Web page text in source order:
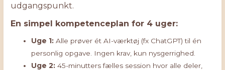
udgangspunkt.
En simpel kompetenceplan for 4 uger:
Uge 1: Alle prøver ét AI-værktøj (fx ChatGPT) til én
personlig opgave. Ingen krav, kun nysgerrighed.
Uge 2: 45-minutters fælles session hvor alle deler,